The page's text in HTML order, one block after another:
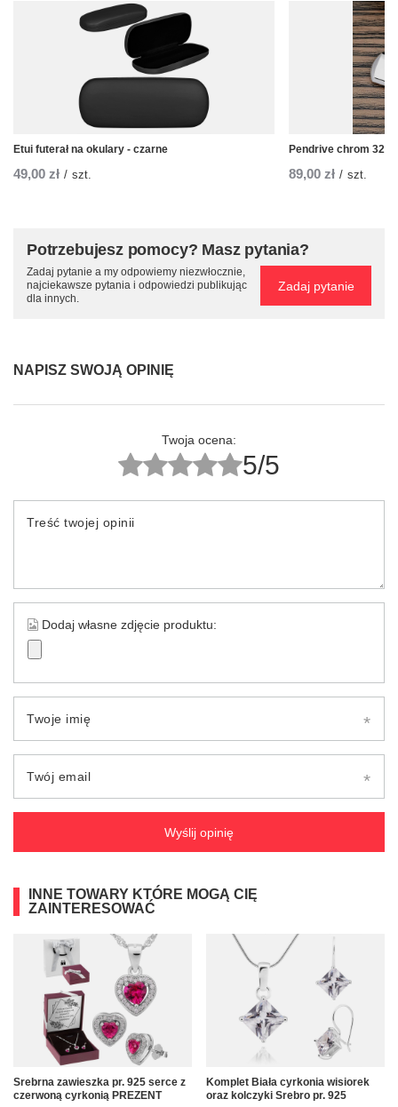
Etui futerał na okulary - czarne
49,00 zł / szt.
Pendrive chrom 32
89,00 zł / szt.
Potrzebujesz pomocy? Masz pytania?
Zadaj pytanie a my odpowiemy niezwłocznie,
najciekawsze pytania i odpowiedzi publikując
dla innych.
Zadaj pytanie
NAPISZ SWOJĄ OPINIĘ
Twoja ocena:
5/5
Treść twojej opinii
Dodaj własne zdjęcie produktu:
Twoje imię
Twój email
Wyślij opinię
INNE TOWARY KTÓRE MOGĄ CIĘ
ZAINTERESOWAĆ
Srebrna zawieszka pr. 925 serce z
czerwoną cyrkonią PREZENT
Komplet Biała cyrkonia wisiorek
oraz kolczyki Srebro pr. 925